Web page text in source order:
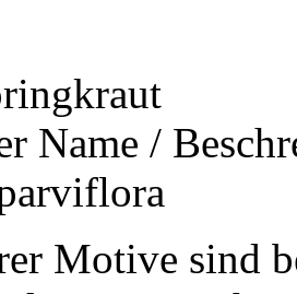
Name /
Motive sind